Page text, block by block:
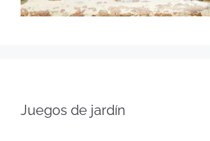
Juegos de jardín